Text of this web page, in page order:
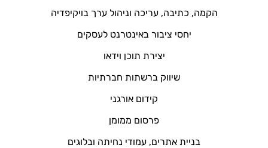
הקמה, כתיבה, עריכה וניהול ערך בויקיפדיה
יחסי ציבור באינטרנט לעסקים
יצירת תוכן וידאו
שיווק ברשתות חברתיות
קידום אורגני
פרסום ממומן
בניית אתרים, עמודי נחיתה ובלוגים